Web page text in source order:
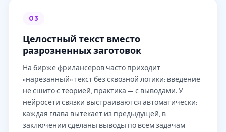
03
Целостный текст вместо
разрозненных заготовок
На бирже фрилансеров часто приходит
«нарезанный» текст без сквозной логики: введение
не сшито с теорией, практика — с выводами. У
нейросети связки выстраиваются автоматически:
каждая глава вытекает из предыдущей, в
заключении сделаны выводы по всем задачам